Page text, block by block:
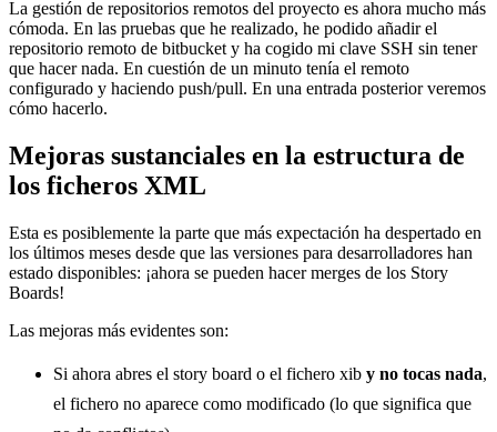
La gestión de repositorios remotos del proyecto es ahora mucho más
cómoda. En las pruebas que he realizado, he podido añadir el
repositorio remoto de bitbucket y ha cogido mi clave SSH sin tener
que hacer nada. En cuestión de un minuto tenía el remoto
configurado y haciendo push/pull. En una entrada posterior veremos
cómo hacerlo.
Mejoras sustanciales en la estructura de
los ficheros XML
Esta es posiblemente la parte que más expectación ha despertado en
los últimos meses desde que las versiones para desarrolladores han
estado disponibles: ¡ahora se pueden hacer merges de los Story
Boards!
Las mejoras más evidentes son:
Si ahora abres el story board o el fichero xib y no tocas nada,
el fichero no aparece como modificado (lo que significa que